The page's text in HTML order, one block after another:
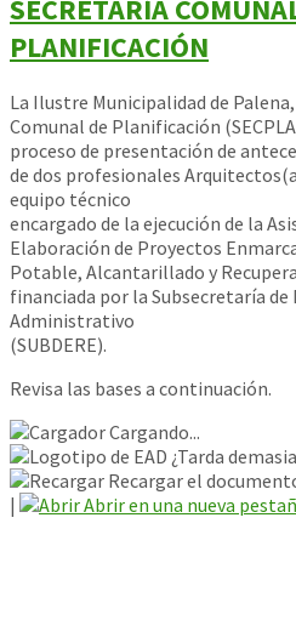
SECRETARÍA
PLANIFICACIÓN
La Ilustre Municipalidad de
Comunal de Planificación
proceso de presentación de
de dos profesionales
equipo técnico
encargado de la ejecución de la
Elaboración de Proyectos
Potable, Alcantarillado y
financiada por la Subsecretaría
Administrativo
(SUBDERE).
Revisa las bases a continuación.
Cargando...
¿Tarda
Recargar el
|
Abrir en una nueva